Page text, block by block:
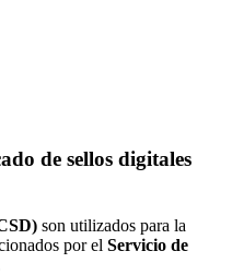
de sellos digitales
son utilizados para la
por el Servicio de